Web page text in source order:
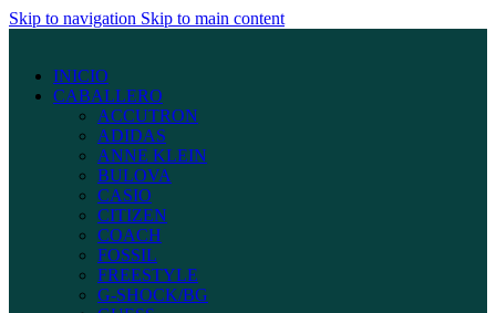
Skip to navigation Skip to main content
INICIO
CABALLERO
ACCUTRON
ADIDAS
ANNE KLEIN
BULOVA
CASIO
CITIZEN
COACH
FOSSIL
FREESTYLE
G-SHOCK/BG